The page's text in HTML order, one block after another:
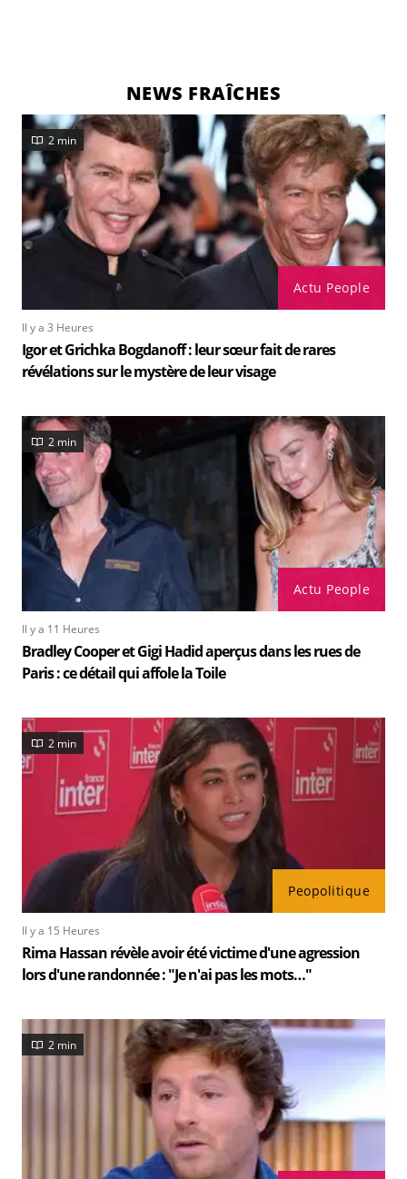
NEWS FRAÎCHES
Actu People
2 min
Il y a 3 Heures
Igor et Grichka Bogdanoff : leur sœur fait de rares
révélations sur le mystère de leur visage
Actu People
2 min
Il y a 11 Heures
Bradley Cooper et Gigi Hadid aperçus dans les rues de
Paris : ce détail qui affole la Toile
Peopolitique
2 min
Il y a 15 Heures
Rima Hassan révèle avoir été victime d'une agression
lors d'une randonnée : "Je n'ai pas les mots…"
2 min